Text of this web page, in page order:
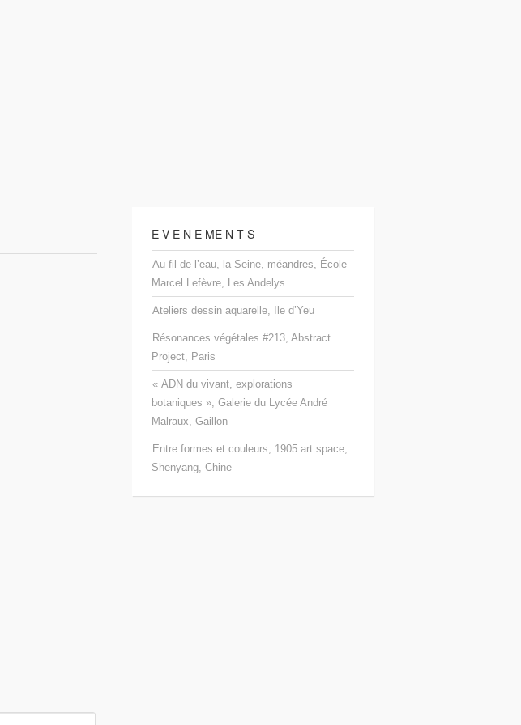
E V E N E ME N T S
Au fil de l’eau, la Seine, méandres, École
Marcel Lefèvre, Les Andelys
Ateliers dessin aquarelle, Ile d’Yeu
Résonances végétales #213, Abstract
Project, Paris
« ADN du vivant, explorations
botaniques », Galerie du Lycée André
Malraux, Gaillon
Entre formes et couleurs, 1905 art space,
Shenyang, Chine